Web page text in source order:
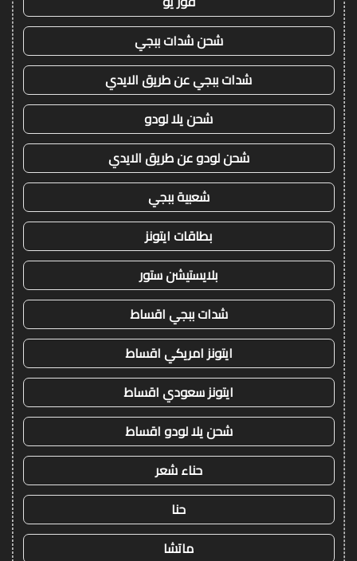
شحن شدات ببجي
شدات ببجي عن طريق الايدي
شحن يلا لودو
شحن لودو عن طريق الايدي
شعبية ببجي
بطاقات ايتونز
بلايستيشن ستور
شدات ببجي اقساط
ايتونز امريكي اقساط
ايتونز سعودي اقساط
شحن يلا لودو اقساط
حناء شعر
حنا
ماتشا